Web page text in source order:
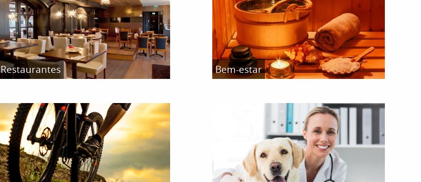
Restaurantes Bem-estar